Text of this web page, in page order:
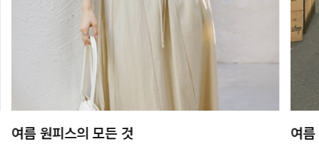
여름 원피스의 모든 것 여